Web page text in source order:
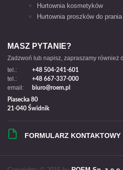
Hurtownia kosmetyków
Hurtownia proszków do prania
MASZ PYTANIE?
Zadzwoń lub napisz, zapraszamy również
tel.:
+48 504-241-601
tel.: +48 667-337-000
email:
biuro@roem.pl
Piasecka 80
21-040 Świdnik
FORMULARZ KONTAKTOWY